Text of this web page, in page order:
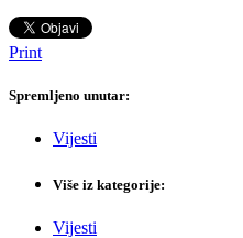
Print
Spremljeno unutar:
Vijesti
Više iz kategorije:
Vijesti